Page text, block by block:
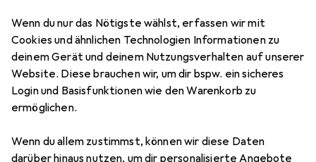
Wenn du nur das Nötigste wählst, erfassen wir mit
Cookies und ähnlichen Technologien Informationen zu
deinem Gerät und deinem Nutzungsverhalten auf unserer
Website. Diese brauchen wir, um dir bspw. ein sicheres
Login und Basisfunktionen wie den Warenkorb zu
ermöglichen.
Wenn du allem zustimmst, können wir diese Daten
darüber hinaus nutzen, um dir personalisierte Angebote
CorePartsfor Dell PowerEdge T710
EUR
21,40